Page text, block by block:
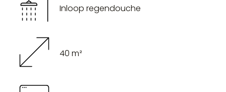
Inloop regendouche
40 m²